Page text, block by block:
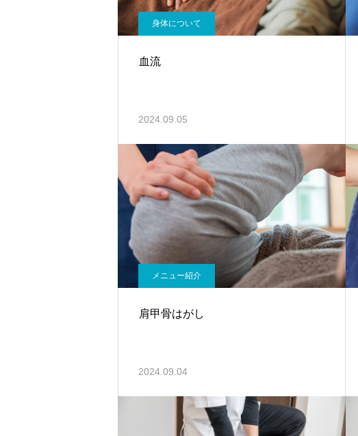
身体について
血流
2024.09.05
メニュー紹介
肩甲骨はがし
2024.09.04